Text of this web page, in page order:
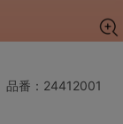
品番： 24412001